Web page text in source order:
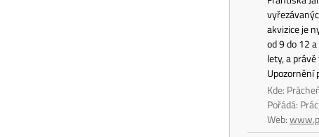
akvizice je
od 9 do 12
lety, a
Kde:
Pořádá:
Web: